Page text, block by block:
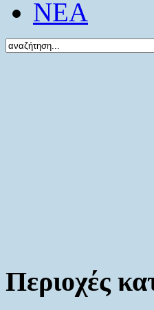
ΝΕΑ
Περιοχές